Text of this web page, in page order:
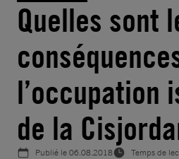
Quelles sont
l’occupation
de la
Publié le06.08.2018
Temps de